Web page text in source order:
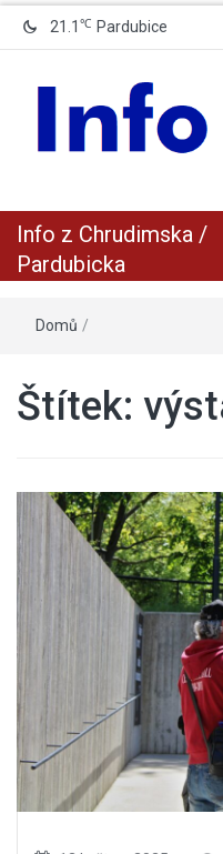
21.1 ℃ Pardubice
Info z Chrudimska /
Pardubicka
Domů /
Štítek: